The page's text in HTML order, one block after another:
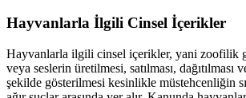
Hayvanlarla İlgili Cinsel İçerikler
Hayvanlarla ilgili cinsel içerikler, yani zoofilik
veya seslerin üretilmesi, satılması, dağıtılması
şekilde gösterilmesi kesinlikle müstehcenliğin